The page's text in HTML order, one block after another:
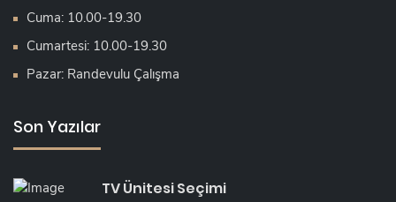
Cuma: 10.00-19.30
Cumartesi: 10.00-19.30
Pazar: Randevulu Çalışma
Son Yazılar
TV Ünitesi Seçimi